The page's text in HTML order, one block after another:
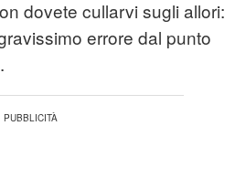
dovete cullarvi sugli allori:
errore dal punto